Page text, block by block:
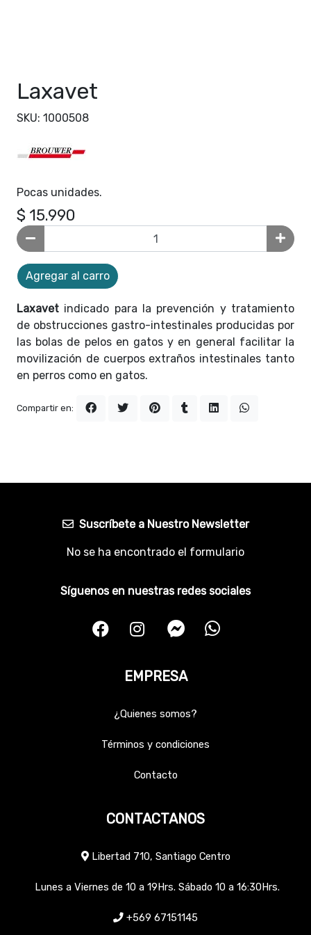
Laxavet
SKU: 1000508
Pocas unidades.
$ 15.990
Agregar al carro
Laxavet indicado para la prevención y tratamiento
de obstrucciones gastro-intestinales producidas por
las bolas de pelos en gatos y en general facilitar la
movilización de cuerpos extraños intestinales tanto
en perros como en gatos.
Compartir en:
Suscríbete a Nuestro Newsletter
No se ha encontrado el formulario
Síguenos en nuestras redes sociales
EMPRESA
¿Quienes somos?
Términos y condiciones
Contacto
CONTACTANOS
Libertad 710, Santiago Centro
Lunes a Viernes de 10 a 19Hrs. Sábado 10 a 16:30Hrs.
+569 67151145